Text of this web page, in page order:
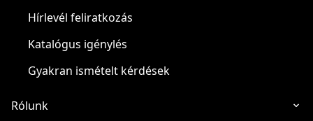
Hírlevél feliratkozás
Katalógus igénylés
Gyakran ismételt kérdések
Rólunk